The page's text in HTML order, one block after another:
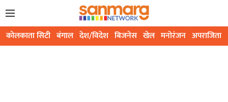
कोलकाता सिटी बंगाल देश/विदेश बिजनेस खेल मनोरंजन अपराजिता